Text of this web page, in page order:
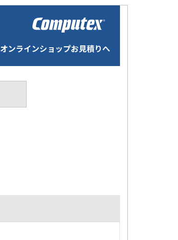
オンラインショップお見積りへ